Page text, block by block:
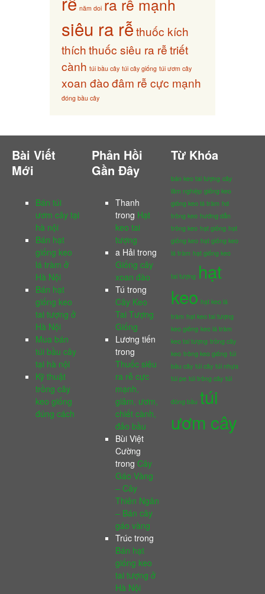
năm doi ra rễ mạnh
siêu ra rễthuốc kích
thíchthuốc siêu ra rễtriết
cành túi bầu cây túi cây giống túi ươm cây
xoan đàođâm rễ cực mạnh
đóng bầu cây
Bài Viết
Mới
Bán túi
ươm cây tại
hà nội
Bán hạt
giống keo
lá tràm ở
Hà Nội
Bán hạt
giống keo
tai tượng ở
Hà Nội
Mua bán
túi bầu cây
tại hà nội
Kỹ thuật
trồng cây
keo giống
đúng cách
Phản Hồi
Gần Đây
Thanh
trong Hạt
keo tai
tượng
a Hảitrong
Giống cây
xoan đào
Tú trong
Cây Keo
Tai Tượng
Giống
Lương tiến
trong
Thuốc siêu
ra rễ cực
mạnh,
giâm, ươm,
chiết cành,
đảo bầu
Bùi Việt
Cường
trong Cây
Gáo Vàng
– Cây
Thiên Ngân
– Bán cây
gáo vàng
Trúctrong
Bán hạt
giống keo
tai tượng ở
Hà Nội
Từ Khóa
bán keo tai tượng cây
lâm nghiệp giống keo
giống keo lá tràm hd
trồng keo hướng dẫn
trồng keo hạt giống hạt
giống keo hạt giống keo
lá tràm hạt giống keo
tai tượng hạt
keo hạt keo lá
tràm hạt keo tai tượng
keo giống keo lá tràm
keo tai tượng trồng cây
keo trồng keo giống túi
bầu cây túi cây túi nhựa
túi pe túi trồng cây túi
đóng bầu túi
ươm cây